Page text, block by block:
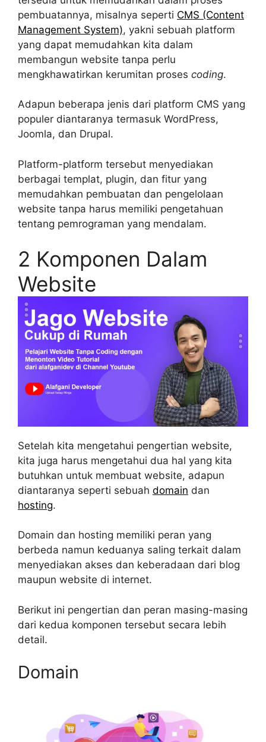
pembuatannya, misalnya seperti CMS (Content
Management System), yakni sebuah platform
yang dapat memudahkan kita dalam
membangun website tanpa perlu
mengkhawatirkan kerumitan proses coding.
Adapun beberapa jenis dari platform CMS yang
populer diantaranya termasuk WordPress,
Joomla, dan Drupal.
Platform-platform tersebut menyediakan
berbagai templat, plugin, dan fitur yang
memudahkan pembuatan dan pengelolaan
website tanpa harus memiliki pengetahuan
tentang pemrograman yang mendalam.
2 Komponen Dalam
Website
Setelah kita mengetahui pengertian website,
kita juga harus mengetahui dua hal yang kita
butuhkan untuk membuat website, adapun
diantaranya seperti sebuah domain dan
hosting.
Domain dan hosting memiliki peran yang
berbeda namun keduanya saling terkait dalam
menyediakan akses dan keberadaan dari blog
maupun website di internet.
Berikut ini pengertian dan peran masing-masing
dari kedua komponen tersebut secara lebih
detail.
Domain